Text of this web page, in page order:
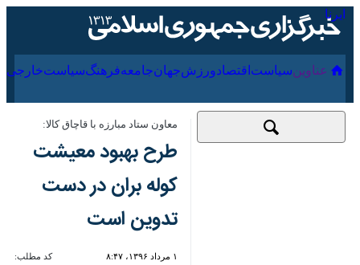
عناوین‌ سیاست ورزش جهان جامعه
معاون ستاد مبارزه با قاچاق كالا:
طرح بهبود معیشت
كوله بران در دست
تدوین است